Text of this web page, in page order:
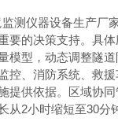
监测仪器设备生产
要的决策支持。具
模型，动态调整隧
控、消防系统、救
提供依据。区域协
从2小时缩短至30分